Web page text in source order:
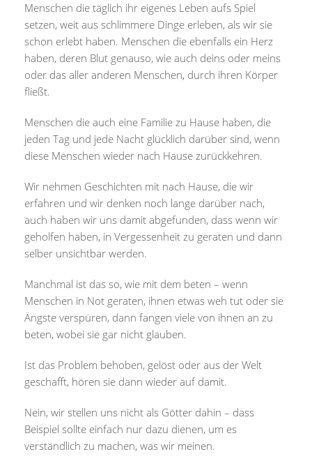
Menschen die täglich ihr eigenes Leben aufs Spiel
setzen, weit aus schlimmere Dinge erleben, als wir sie
schon erlebt haben. Menschen die ebenfalls ein Herz
haben, deren Blut genauso, wie auch deins oder meins
oder das aller anderen Menschen, durch ihren Körper
fließt.
Menschen die auch eine Familie zu Hause haben, die
jeden Tag und jede Nacht glücklich darüber sind, wenn
diese Menschen wieder nach Hause zurückkehren.
Wir nehmen Geschichten mit nach Hause, die wir
erfahren und wir denken noch lange darüber nach,
auch haben wir uns damit abgefunden, dass wenn wir
geholfen haben, in Vergessenheit zu geraten und dann
selber unsichtbar werden.
Manchmal ist das so, wie mit dem beten – wenn
Menschen in Not geraten, ihnen etwas weh tut oder sie
Ängste verspüren, dann fangen viele von ihnen an zu
beten, wobei sie gar nicht glauben.
Ist das Problem behoben, gelöst oder aus der Welt
geschafft, hören sie dann wieder auf damit.
Nein, wir stellen uns nicht als Götter dahin – dass
Beispiel sollte einfach nur dazu dienen, um es
verständlich zu machen, was wir meinen.